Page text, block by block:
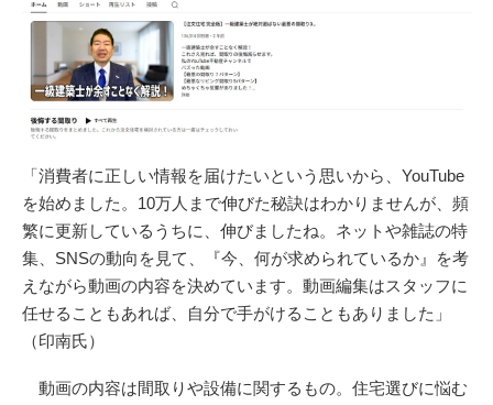
「消費者に正しい情報を届けたいという思いから、YouTube
を始めました。10万人まで伸びた秘訣はわかりませんが、頻
繁に更新しているうちに、伸びましたね。ネットや雑誌の特
集、SNSの動向を見て、『今、何が求められているか』を考
えながら動画の内容を決めています。動画編集はスタッフに
任せることもあれば、自分で手がけることもありました」
（印南氏）
動画の内容は間取りや設備に関するもの。住宅選びに悩む